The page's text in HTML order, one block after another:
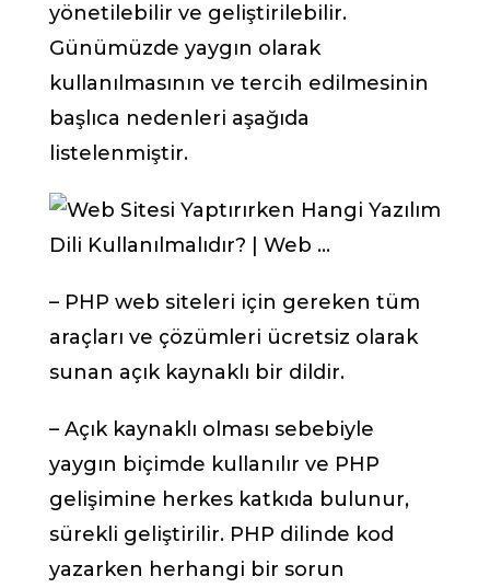
yönetilebilir ve geliştirilebilir.
Günümüzde yaygın olarak
kullanılmasının ve tercih edilmesinin
başlıca nedenleri aşağıda
listelenmiştir.
– PHP web siteleri için gereken tüm
araçları ve çözümleri ücretsiz olarak
sunan açık kaynaklı bir dildir.
– Açık kaynaklı olması sebebiyle
yaygın biçimde kullanılır ve PHP
gelişimine herkes katkıda bulunur,
sürekli geliştirilir. PHP dilinde kod
yazarken herhangi bir sorun